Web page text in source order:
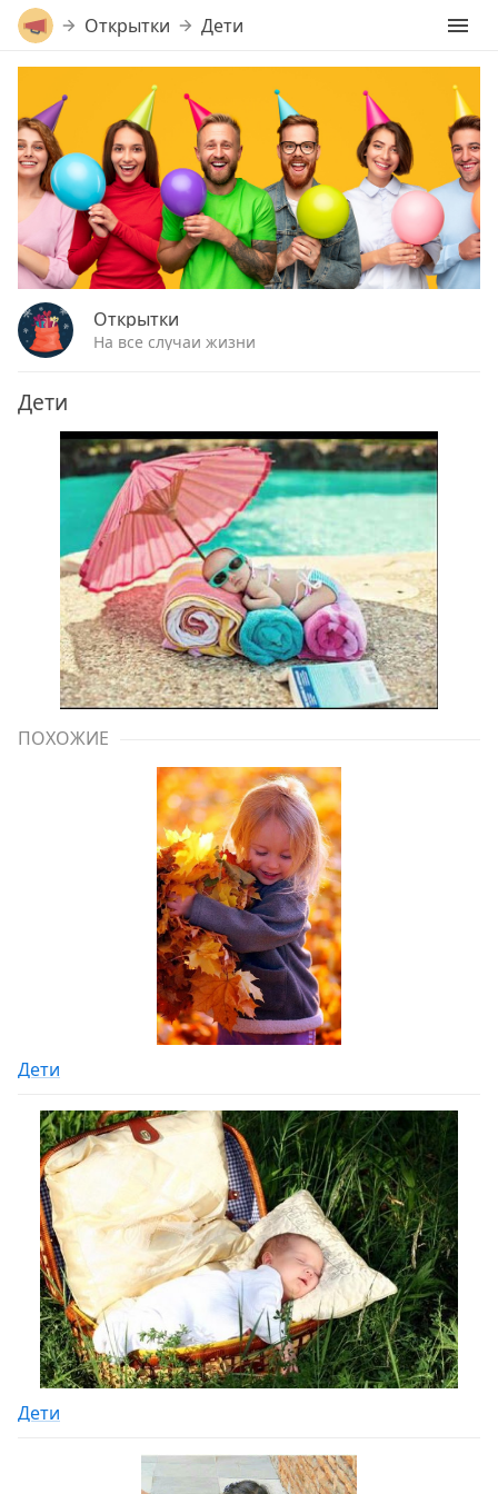
Открытки Дети
Открытки
На все случаи жизни
Дети
ПОХОЖИЕ
Дети
Дети